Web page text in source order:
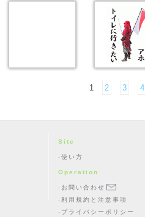
1 2 3 4
Site
使い方
Operation
お問い合わせ
利用規約と注意事項
プライバシーポリシー